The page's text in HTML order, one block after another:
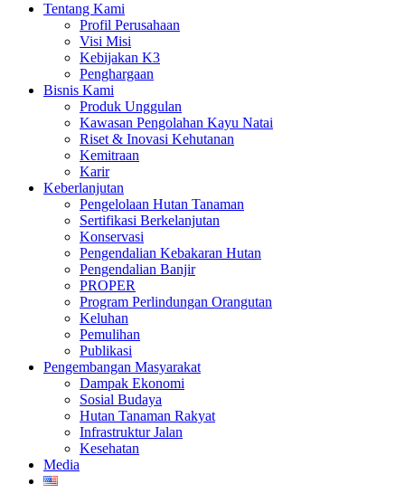
Tentang Kami
Profil Perusahaan
Visi Misi
Kebijakan K3
Penghargaan
Bisnis Kami
Produk Unggulan
Kawasan Pengolahan Kayu Natai
Riset & Inovasi Kehutanan
Kemitraan
Karir
Keberlanjutan
Pengelolaan Hutan Tanaman
Sertifikasi Berkelanjutan
Konservasi
Pengendalian Kebakaran Hutan
Pengendalian Banjir
PROPER
Program Perlindungan Orangutan
Keluhan
Pemulihan
Publikasi
Pengembangan Masyarakat
Dampak Ekonomi
Sosial Budaya
Hutan Tanaman Rakyat
Infrastruktur Jalan
Kesehatan
Media